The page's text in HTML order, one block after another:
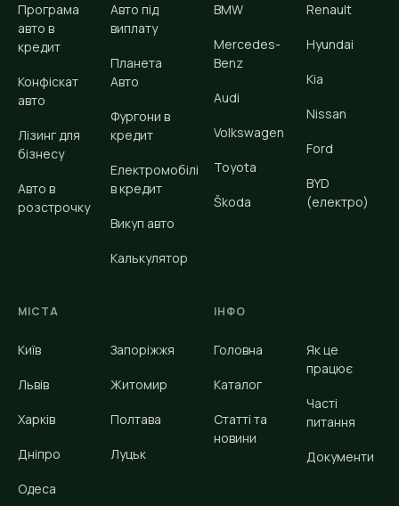
Програма
авто в
кредит
Конфіскат
авто
Лізинг для
бізнесу
Авто в
розстрочку
Авто під
виплату
Планета
Авто
Фургони в
кредит
Електромобілі
в кредит
Викуп авто
Калькулятор
BMW
Mercedes-
Benz
Audi
Volkswagen
Toyota
Škoda
Renault
Hyundai
Kia
Nissan
Ford
BYD
(електро)
МІСТА
Київ
Львів
Харків
Дніпро
Одеса
Запоріжжя
Житомир
Полтава
Луцьк
ІНФО
Головна
Каталог
Статті та
новини
Як це
працює
Часті
питання
Документи